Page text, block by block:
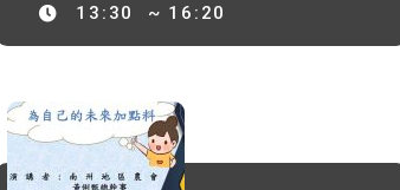
13:30
~ 16:20